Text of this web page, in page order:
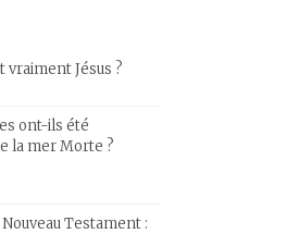
vraiment Jésus ?
ont-ils été
la mer Morte ?
Testament :